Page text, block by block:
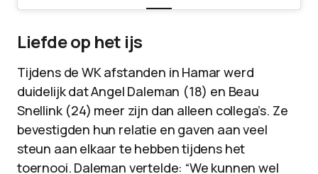
Liefde op het ijs
Tijdens de WK afstanden in Hamar werd
duidelijk dat Angel Daleman (18) en Beau
Snellink (24) meer zijn dan alleen collega’s. Ze
bevestigden hun relatie en gaven aan veel
steun aan elkaar te hebben tijdens het
toernooi. Daleman vertelde: “We kunnen wel